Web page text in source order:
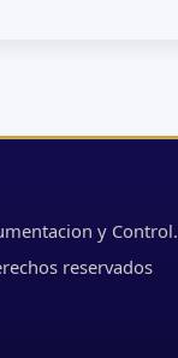
y Control.
reservados